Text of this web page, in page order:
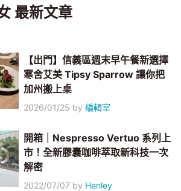
最新文章
【出門】信義區週末早午餐新選擇
寒舍艾美 Tipsy Sparrow 讓你把
加州搬上桌
2026/01/25 by編輯室
開箱｜Nespresso Vertuo 系列上
市！全新膠囊咖啡萃取新科技一次
解密
2022/07/07 by Henley